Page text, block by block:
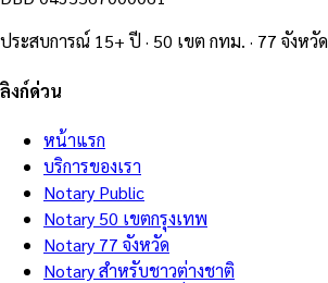
ประสบการณ์ 15+ ปี · 50 เขต กทม. · 77 จังหวัด
ลิงก์ด่วน
หน้าแรก
บริการของเรา
Notary Public
Notary 50 เขตกรุงเทพ
Notary 77 จังหวัด
Notary สำหรับชาวต่างชาติ